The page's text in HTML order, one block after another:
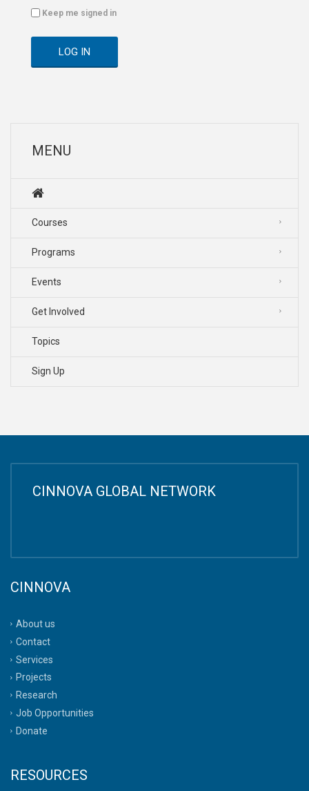
Keep me signed in
LOG IN
MENU
Courses
Programs
Events
Get Involved
Topics
Sign Up
CINNOVA GLOBAL NETWORK
CINNOVA
About us
Contact
Services
Projects
Research
Job Opportunities
Donate
RESOURCES